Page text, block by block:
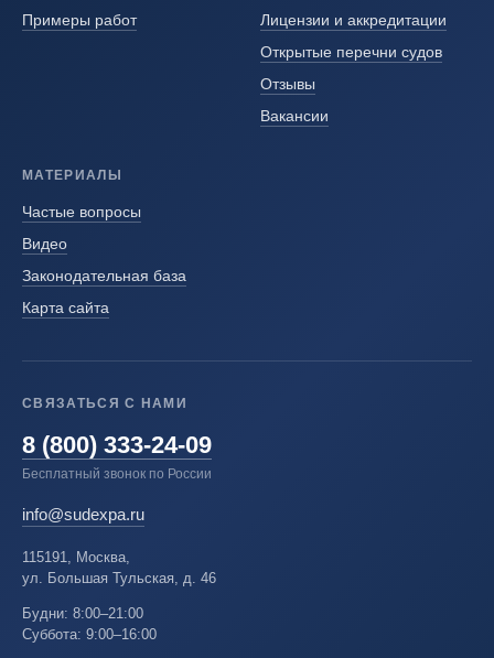
Примеры работ
Лицензии и аккредитации
Открытые перечни судов
Отзывы
Вакансии
МАТЕРИАЛЫ
Частые вопросы
Видео
Законодательная база
Карта сайта
СВЯЗАТЬСЯ С НАМИ
8 (800) 333-24-09
Бесплатный звонок по России
info@sudexpa.ru
115191, Москва,
ул. Большая Тульская, д. 46
Будни: 8:00–21:00
Суббота: 9:00–16:00